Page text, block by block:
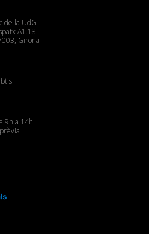
de la UdG
A1.18.
Girona
9h a 14h